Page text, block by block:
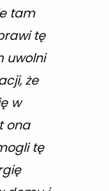
tam
tę
uwolni
że
w
ona
tę